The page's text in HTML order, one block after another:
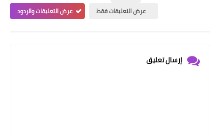
عرض التعليقات فقط
عرض التعليقات والردود
إرسال تعليق